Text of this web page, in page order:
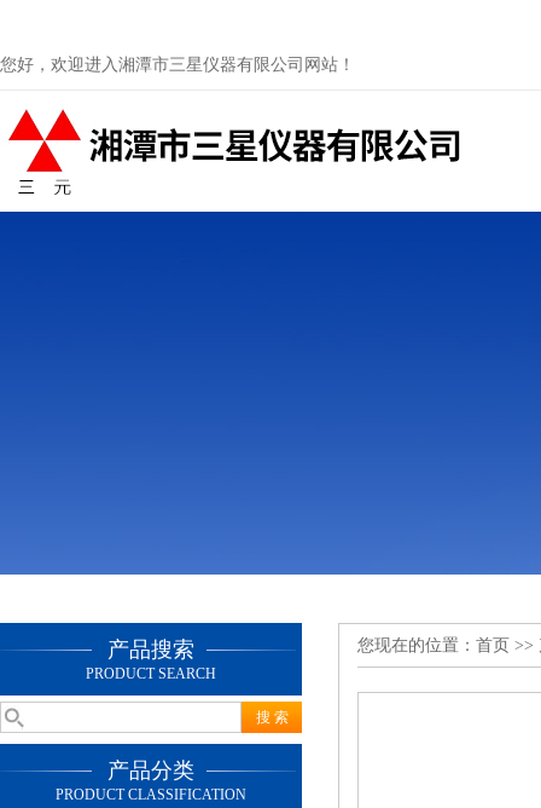
您好，欢迎进入湘潭市三星仪器有限公司网站！
产品搜索
PRODUCT SEARCH
产品分类
PRODUCT CLASSIFICATION
您现在的位置： 首页 >>